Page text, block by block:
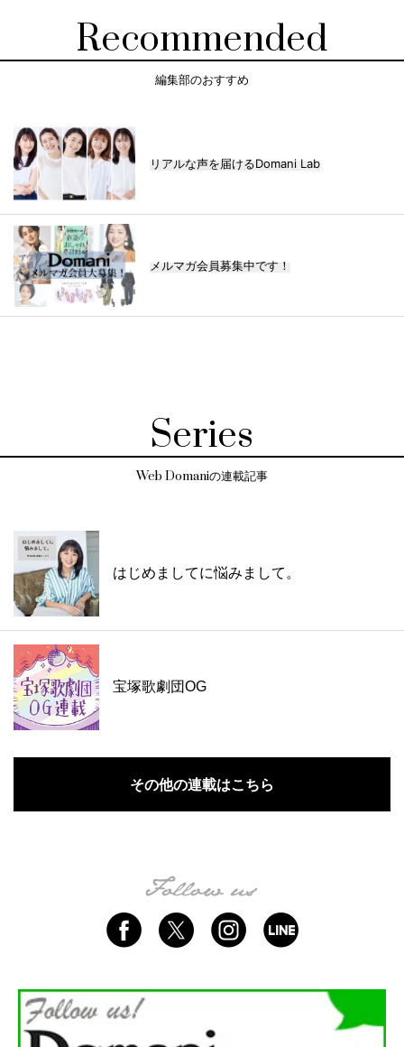
Recommended
編集部のおすすめ
リアルな声を届けるDomani Lab
メルマガ会員募集中です！
Series
Web Domaniの連載記事
はじめましてに悩みまして。
宝塚歌劇団OG
その他の連載はこちら